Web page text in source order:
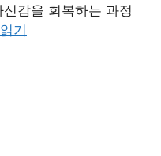
감을 회복하는 과정
기